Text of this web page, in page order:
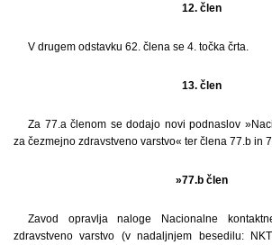
12. člen
V drugem odstavku 62. člena se 4. točka črta.
13. člen
Za 77.a členom se dodajo novi podnaslov
za čezmejno zdravstveno varstvo« ter člena 77.b in
»77.b člen
Zavod opravlja naloge Nacionalne
zdravstveno varstvo (v nadaljnjem besedilu: